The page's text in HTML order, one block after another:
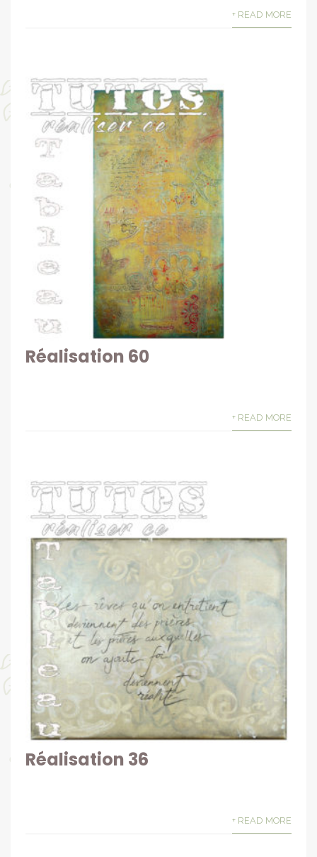
+ READ MORE
Réalisation 60
+ READ MORE
Réalisation 36
+ READ MORE